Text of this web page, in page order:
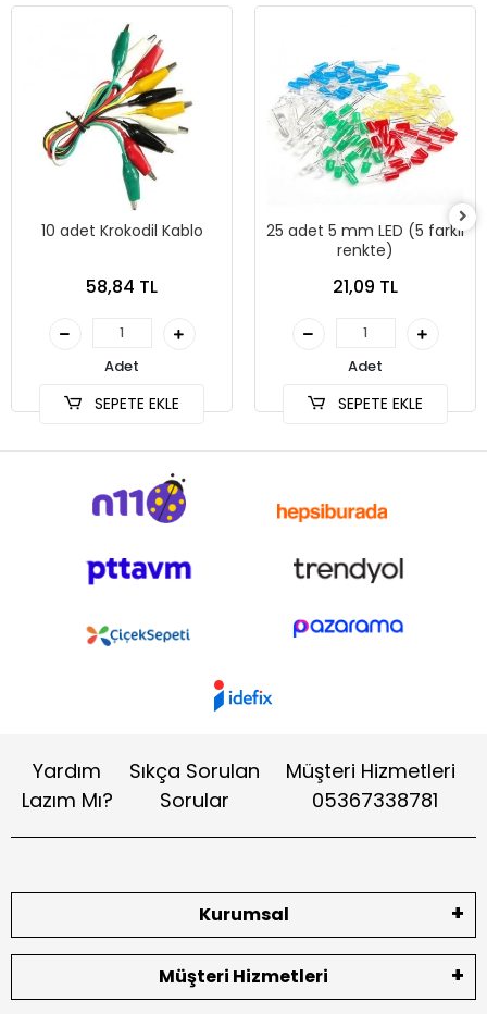
10 adet Krokodil Kablo
58,84 TL
Adet
SEPETE EKLE
25 adet 5 mm LED (5 farklı
renkte)
21,09 TL
Adet
SEPETE EKLE
Yardım
Lazım Mı?
Sıkça Sorulan
Sorular
Müşteri Hizmetleri
05367338781
Kurumsal
Müşteri Hizmetleri